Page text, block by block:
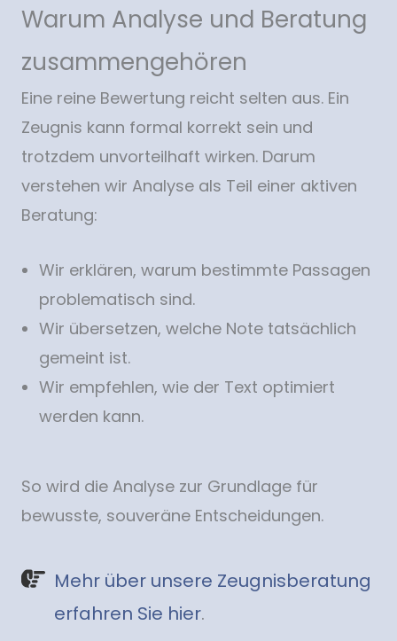
Warum Analyse und Beratung
zusammengehören
Eine reine Bewertung reicht selten aus. Ein
Zeugnis kann formal korrekt sein und
trotzdem unvorteilhaft wirken. Darum
verstehen wir Analyse als Teil einer aktiven
Beratung:
Wir erklären, warum bestimmte Passagen
problematisch sind.
Wir übersetzen, welche Note tatsächlich
gemeint ist.
Wir empfehlen, wie der Text optimiert
werden kann.
So wird die Analyse zur Grundlage für
bewusste, souveräne Entscheidungen.
Mehr über unsere Zeugnisberatung
erfahren Sie hier.